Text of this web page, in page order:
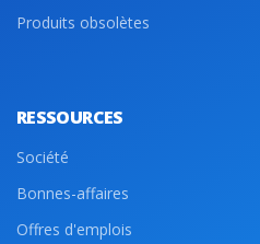
Produits obsolètes
RESSOURCES
Société
Bonnes-affaires
Offres d'emplois